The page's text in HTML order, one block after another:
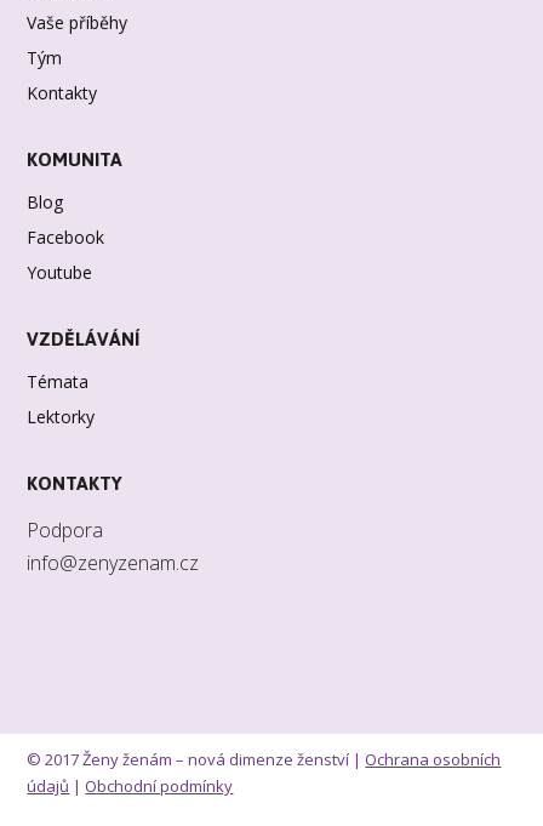
Vaše příběhy
Tým
Kontakty
KOMUNITA
Blog
Facebook
Youtube
VZDĚLÁVÁNÍ
Témata
Lektorky
KONTAKTY
Podpora
info@zenyzenam.cz
© 2017 Ženy ženám – nová dimenze ženství | Ochrana osobních
údajů | Obchodní podmínky